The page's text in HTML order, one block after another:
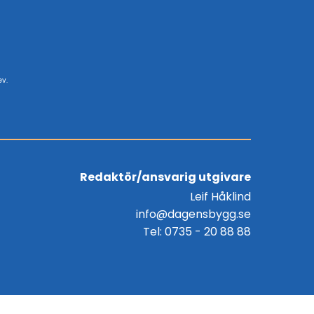
Redaktör/ansvarig utgivare
Leif Håklind
info@dagensbygg.se
Tel: 0735 - 20 88 88